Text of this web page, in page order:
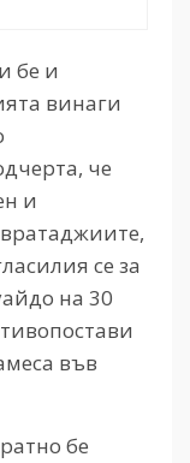
бе и
винаги
че
и
се за
на 30
във
бе